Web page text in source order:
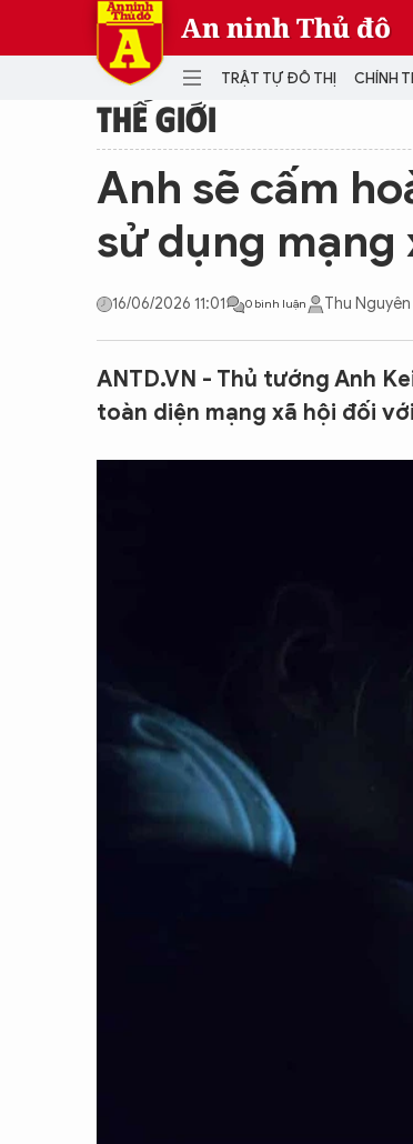
An ninh Thủ đô
TRẬT TỰ ĐÔ THỊ CHÍNH
THẾ GIỚI
THÀNH PHỐ THÔNG MINH
THỂ THAO
KINH DOANH
THẾ GIỚI
Anh sẽ cấm
sử dụng mạng
16/06/2026 11:01 0 bình luận Thu Nguyên
ANTD.VN - Thủ tướng Anh
toàn diện mạng xã hội đối